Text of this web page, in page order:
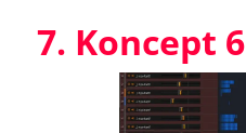
7. Koncept 6